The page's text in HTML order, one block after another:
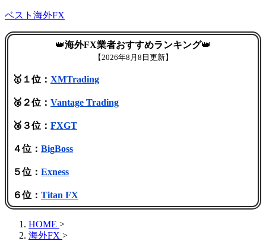
ベスト海外FX
👑海外FX業者おすすめランキング👑
【2026年8月8日更新】
🥇１位： XMTrading
🥈２位： Vantage Trading
🥉３位： FXGT
４位： BigBoss
５位： Exness
６位： Titan FX
HOME >
海外FX >